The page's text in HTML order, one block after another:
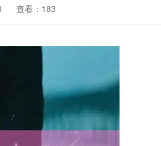
查看：183